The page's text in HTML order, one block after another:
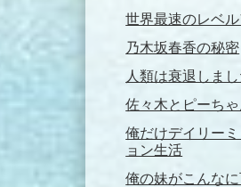
世界最速のレベ
乃木坂春香の秘密
人類は衰退しまし
佐々木とピーち
俺だけデイリー
ョン生活
俺の妹がこんな